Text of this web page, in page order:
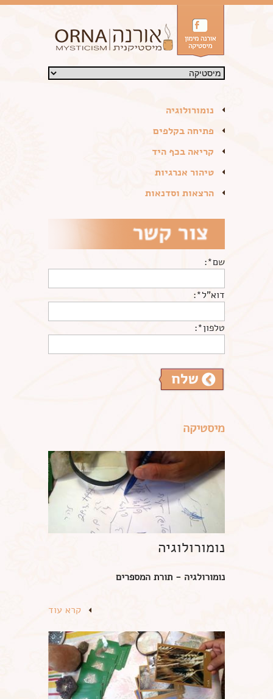
נומורולוגיה
פתיחה בקלפים
קריאה בכף היד
טיהור אנרגיות
הרצאות וסדנאות
שם*:
דוא"ל*:
טלפון*:
מיסטיקה
נומורולוגיה
נומורולגיה - תורת המספרים
קרא עוד